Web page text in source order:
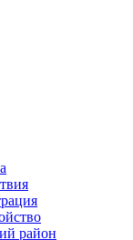
район